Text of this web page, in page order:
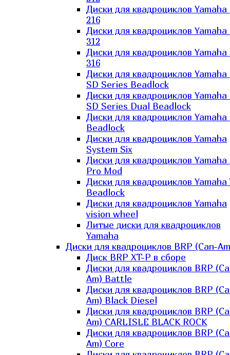
Диски для квадроциклов
216
Диски для квадроциклов
312
Диски для квадроциклов
316
Диски для квадроциклов
SD Series Beadlock
Диски для квадроциклов
SD Series Dual Beadlock
Диски для квадроциклов Yamaha
Beadlock
Диски для квадроциклов Yamaha
System Six
Диски для квадроциклов Yamaha
Pro Mod
Диски для квадроциклов Yamaha
Beadlock
Диски для квадроциклов Yamaha
vision wheel
Литые диски для квадроциклов
Yamaha
Диски для квадроциклов BRP (Can-
Диск BRP XT-P в сборе
Диски для квадроциклов BRP
Am) Battle
Диски для квадроциклов BRP
Am) Black Diesel
Диски для квадроциклов BRP
Am) CARLISLE BLACK ROCK
Диски для квадроциклов BRP
Am) Core